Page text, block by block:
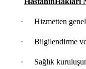
· Hizmetten
· Bilgilendirme
·
Sağlık